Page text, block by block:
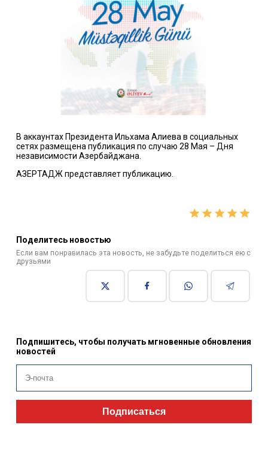
В аккаунтах Президента Ильхама Алиева в социальных
сетях размещена публикация по случаю 28 Мая – Дня
независимости Азербайджана.
АЗЕРТАДЖ представляет публикацию.
Поделитесь новостью
Если вам понравилась эта новость, не забудьте поделиться ею с
друзьями
Подпишитесь, чтобы получать мгновенные обновления
новостей
Подписаться